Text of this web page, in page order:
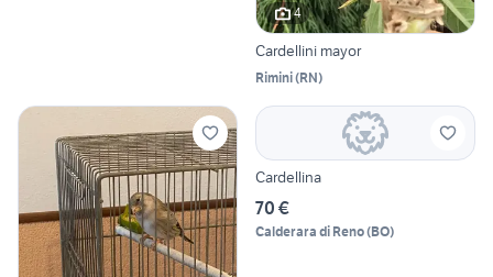
4
Cardellini mayor
Rimini(RN)
Cardellina
70 €
Calderara di Reno(BO)